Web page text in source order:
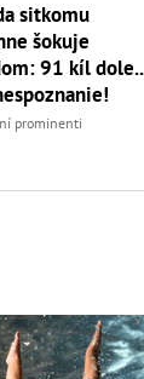
sitkomu
šokuje
91 kíl
prominenti